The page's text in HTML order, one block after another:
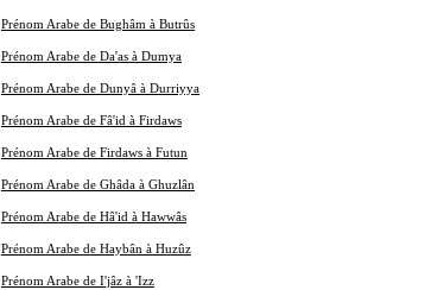
Prénom Arabe de Bughâm à Butrûs
Prénom Arabe de Da'as à Dumya
Prénom Arabe de Dunyâ à Durriyya
Prénom Arabe de Fâ'id à Firdaws
Prénom Arabe de Firdaws à Futun
Prénom Arabe de Ghâda à Ghuzlân
Prénom Arabe de Hâ'id à Hawwâs
Prénom Arabe de Haybân à Huzûz
Prénom Arabe de I'jâz à 'Izz